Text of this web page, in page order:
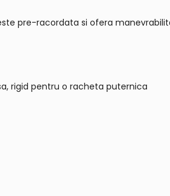
pre-racordata si ofera
rigid pentru o racheta puternica